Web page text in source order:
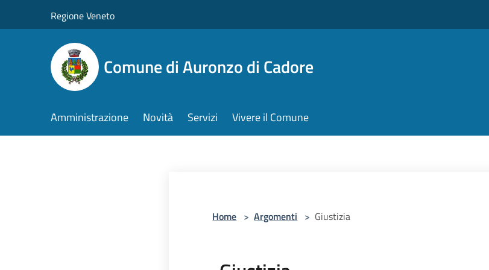
Regione Veneto
Comune di Auronzo di Cadore
Amministrazione Novità Servizi Vivere il Comune
Home > Argomenti > Giustizia